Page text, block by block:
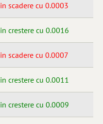
in scadere cu 0.0003
in crestere cu 0.0016
in scadere cu 0.0007
in crestere cu 0.0011
in crestere cu 0.0009